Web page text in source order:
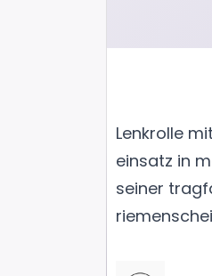
Lenkrolle
einsatz in
seiner